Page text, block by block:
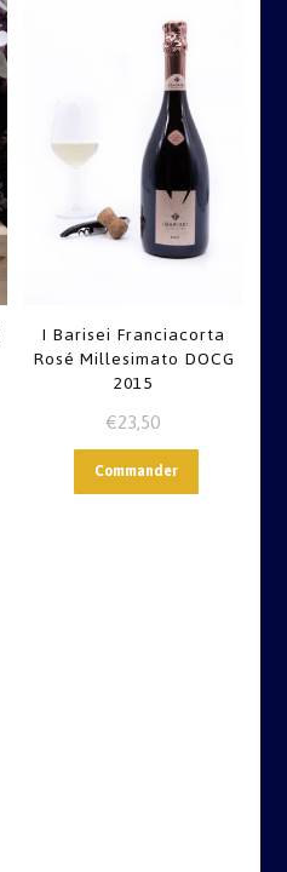
I Barisei Franciacorta
Rosé Millesimato DOCG
2015
€23,50
Commander